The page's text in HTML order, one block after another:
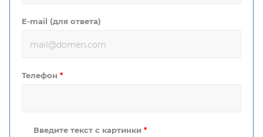
E-mail (для ответа)
Телефон *
Введите текст с картинки *